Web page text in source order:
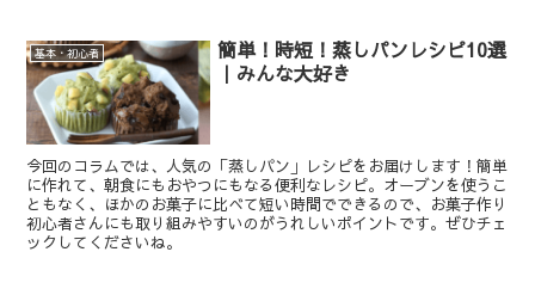
基本・初心者
簡単！時短！蒸しパンレシピ10選
｜みんな大好き
今回のコラムでは、人気の「蒸しパン」レシピをお届けします！簡単
に作れて、朝食にもおやつにもなる便利なレシピ。オーブンを使うこ
ともなく、ほかのお菓子に比べて短い時間でできるので、お菓子作り
初心者さんにも取り組みやすいのがうれしいポイントです。ぜひチェ
ックしてくださいね。